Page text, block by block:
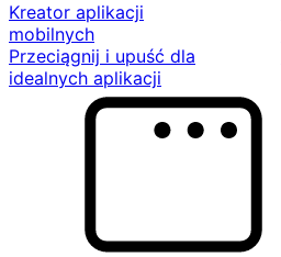
Kreator aplikacji
mobilnych
Przeciągnij i upuść dla
idealnych aplikacji